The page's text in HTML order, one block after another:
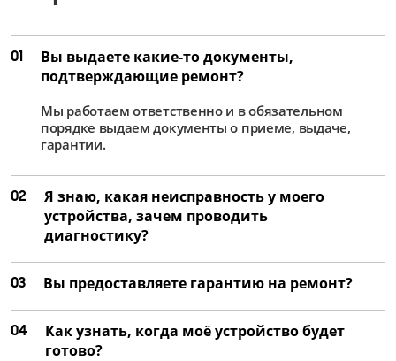
01
Вы выдаете какие-то документы,
подтверждающие ремонт?
Мы работаем ответственно и в обязательном
порядке выдаем документы о приеме, выдаче,
гарантии.
02
Я знаю, какая неисправность у моего
устройства, зачем проводить
диагностику?
03 Вы предоставляете гарантию на ремонт?
04
Как узнать, когда моё устройство будет
готово?